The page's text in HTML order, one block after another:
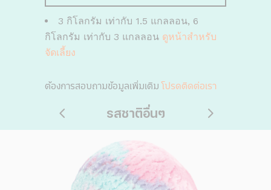
3 กิโลกรัม เท่ากับ 1.5 แกลลอน, 6
กิโลกรัม เท่ากับ 3 แกลลอน ดูหน้าสำหรับ
จัดเลี้ยง
ต้องการสอบถามข้อมูลเพิ่มเติมโปรดติดต่อเรา
รสชาติอื่นๆ